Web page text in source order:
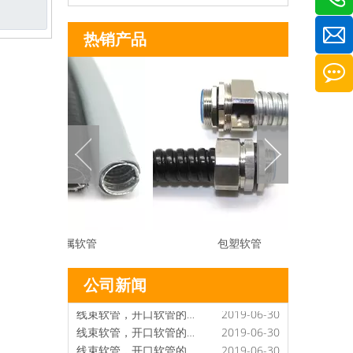
热销产品
平包塑金属软管 包塑软管
公司新闻
线束软管，开口软管的管径
2019-06-30
2019-06-30
2019-06-30
线束软管，开口软管的模具
2019-06-30
线束软管，开口软管的制作条件
2019-06-30
2019-06-30
2019-06-30